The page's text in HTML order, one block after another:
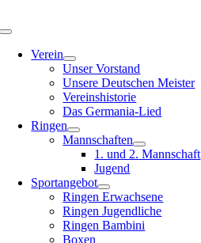
Inhalt
Toggle
NavigationVerein
Unser Vorstand
Unsere Deutschen Meister
Vereinshistorie
Das Germania-Lied
Ringen
Mannschaften
1. und 2. Mannschaft
Jugend
Sportangebot
Ringen Erwachsene
Ringen Jugendliche
Ringen Bambini
Boxen